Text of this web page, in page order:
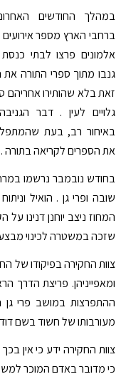
במהלך החודשים
ברחבי הארץ מספר
אלמונים פרצו לבתי
גנבו מתוך ספרי התורה את
זאת בלא שהותירו אחריהם
גלויים לעין . דבר
באיחור רב, בעת
את הספרים לקריאה בתורה .
בחודש נובמבר נרשמו
שובה ופרי גן . הואיל
המחוז ניצב יוחנן דנינו
שזכה במשטרה לכינוי
צוות החקירה בפיקודו של
ומאפייניהן. פריצת הדרך
ההתפרצות במושב פרי גן
מעורבותו של חשוד בשם דוד
צוות החקירה ידע כי אין
כי מדובר באדם המוכר